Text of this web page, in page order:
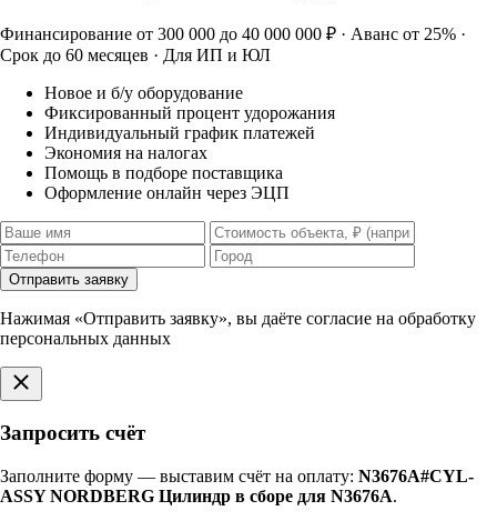
Финансирование от 300 000 до 40 000 000 ₽ · Аванс от 25% ·
Срок до 60 месяцев · Для ИП и ЮЛ
Новое и б/у оборудование
Фиксированный процент удорожания
Индивидуальный график платежей
Экономия на налогах
Помощь в подборе поставщика
Оформление онлайн через ЭЦП
Отправить заявку
Нажимая «Отправить заявку», вы даёте согласие на обработку
персональных данных
Запросить счёт
Заполните форму — выставим счёт на оплату: N3676A#CYL-
ASSY NORDBERG Цилиндр в сборе для N3676A.